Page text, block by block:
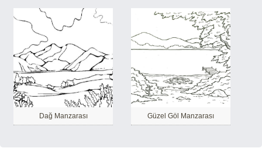
Dağ Manzarası Güzel Göl Manzarası